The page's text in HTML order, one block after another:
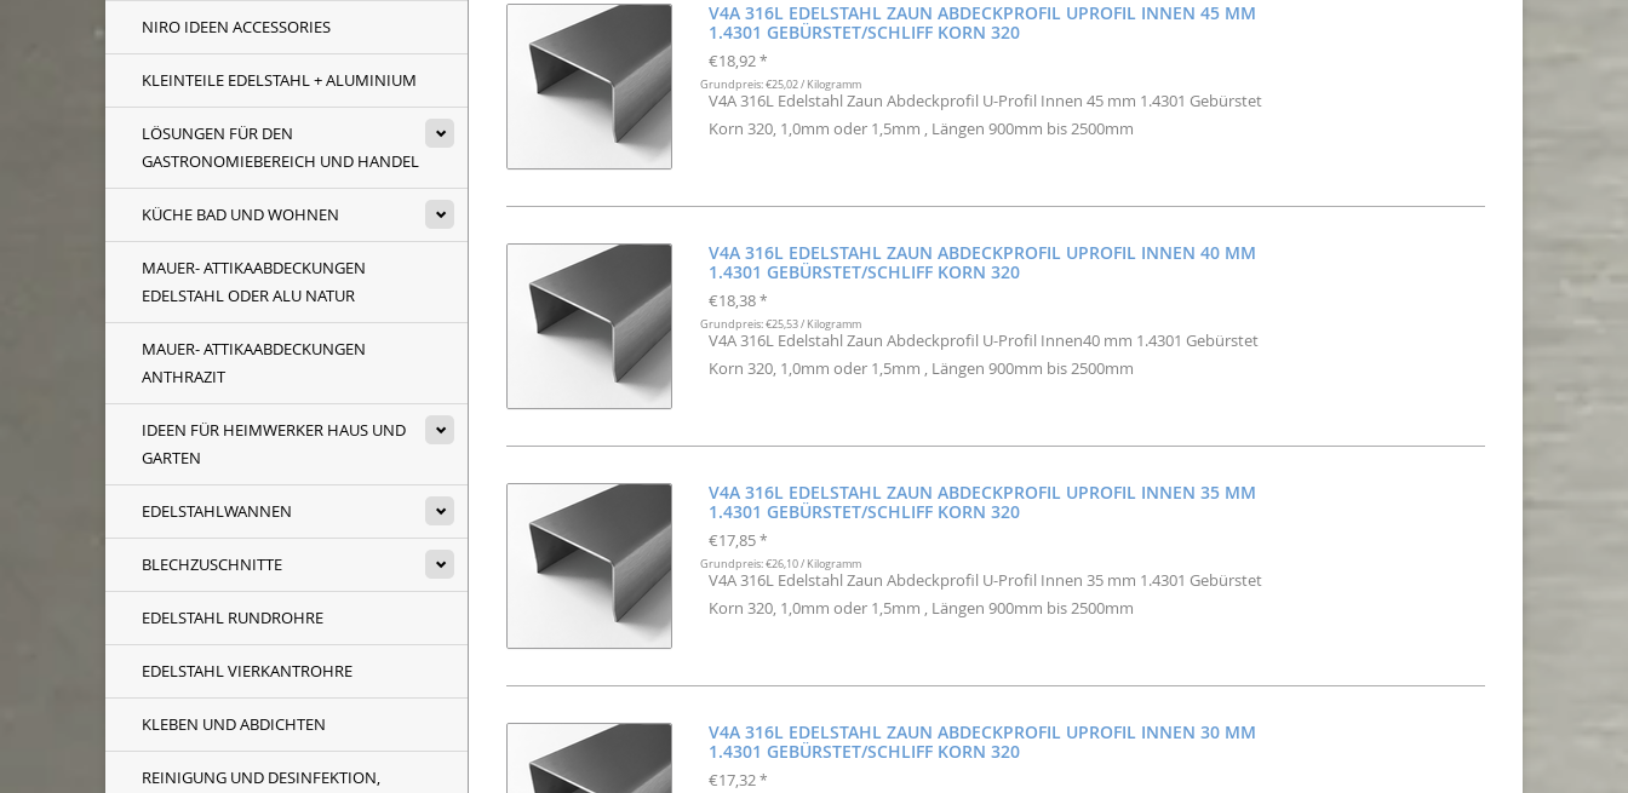
NIRO IDEEN ACCESSORIES
KLEINTEILE EDELSTAHL + ALUMINIUM
LÖSUNGEN FÜR DEN
GASTRONOMIEBEREICH UND HANDEL
KÜCHE BAD UND WOHNEN
MAUER- ATTIKAABDECKUNGEN
EDELSTAHL ODER ALU NATUR
MAUER- ATTIKAABDECKUNGEN
ANTHRAZIT
IDEEN FÜR HEIMWERKER HAUS UND
GARTEN
EDELSTAHLWANNEN
BLECHZUSCHNITTE
EDELSTAHL RUNDROHRE
EDELSTAHL VIERKANTROHRE
KLEBEN UND ABDICHTEN
REINIGUNG UND DESINFEKTION,
V4A 316L EDELSTAHL ZAUN ABDECKPROFIL UPROFIL INNEN 45 MM
1.4301 GEBÜRSTET/SCHLIFF KORN 320
€18,92 *
Grundpreis: €25,02 / Kilogramm
V4A 316L Edelstahl Zaun Abdeckprofil U-Profil Innen 45 mm 1.4301 Gebürstet
Korn 320, 1,0mm oder 1,5mm , Längen 900mm bis 2500mm
V4A 316L EDELSTAHL ZAUN ABDECKPROFIL UPROFIL INNEN 40 MM
1.4301 GEBÜRSTET/SCHLIFF KORN 320
€18,38 *
Grundpreis: €25,53 / Kilogramm
V4A 316L Edelstahl Zaun Abdeckprofil U-Profil Innen40 mm 1.4301 Gebürstet
Korn 320, 1,0mm oder 1,5mm , Längen 900mm bis 2500mm
V4A 316L EDELSTAHL ZAUN ABDECKPROFIL UPROFIL INNEN 35 MM
1.4301 GEBÜRSTET/SCHLIFF KORN 320
€17,85 *
Grundpreis: €26,10 / Kilogramm
V4A 316L Edelstahl Zaun Abdeckprofil U-Profil Innen 35 mm 1.4301 Gebürstet
Korn 320, 1,0mm oder 1,5mm , Längen 900mm bis 2500mm
V4A 316L EDELSTAHL ZAUN ABDECKPROFIL UPROFIL INNEN 30 MM
1.4301 GEBÜRSTET/SCHLIFF KORN 320
€17,32 *